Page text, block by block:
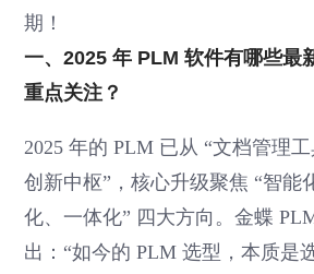
期！
一、2025 年 PLM 软件有哪些最
重点关注？
2025 年的 PLM 已从 “文档管理
创新中枢”，核心升级聚焦 “智能
化、一体化” 四大方向。金蝶
出：“如今的 PLM 选型，本质是